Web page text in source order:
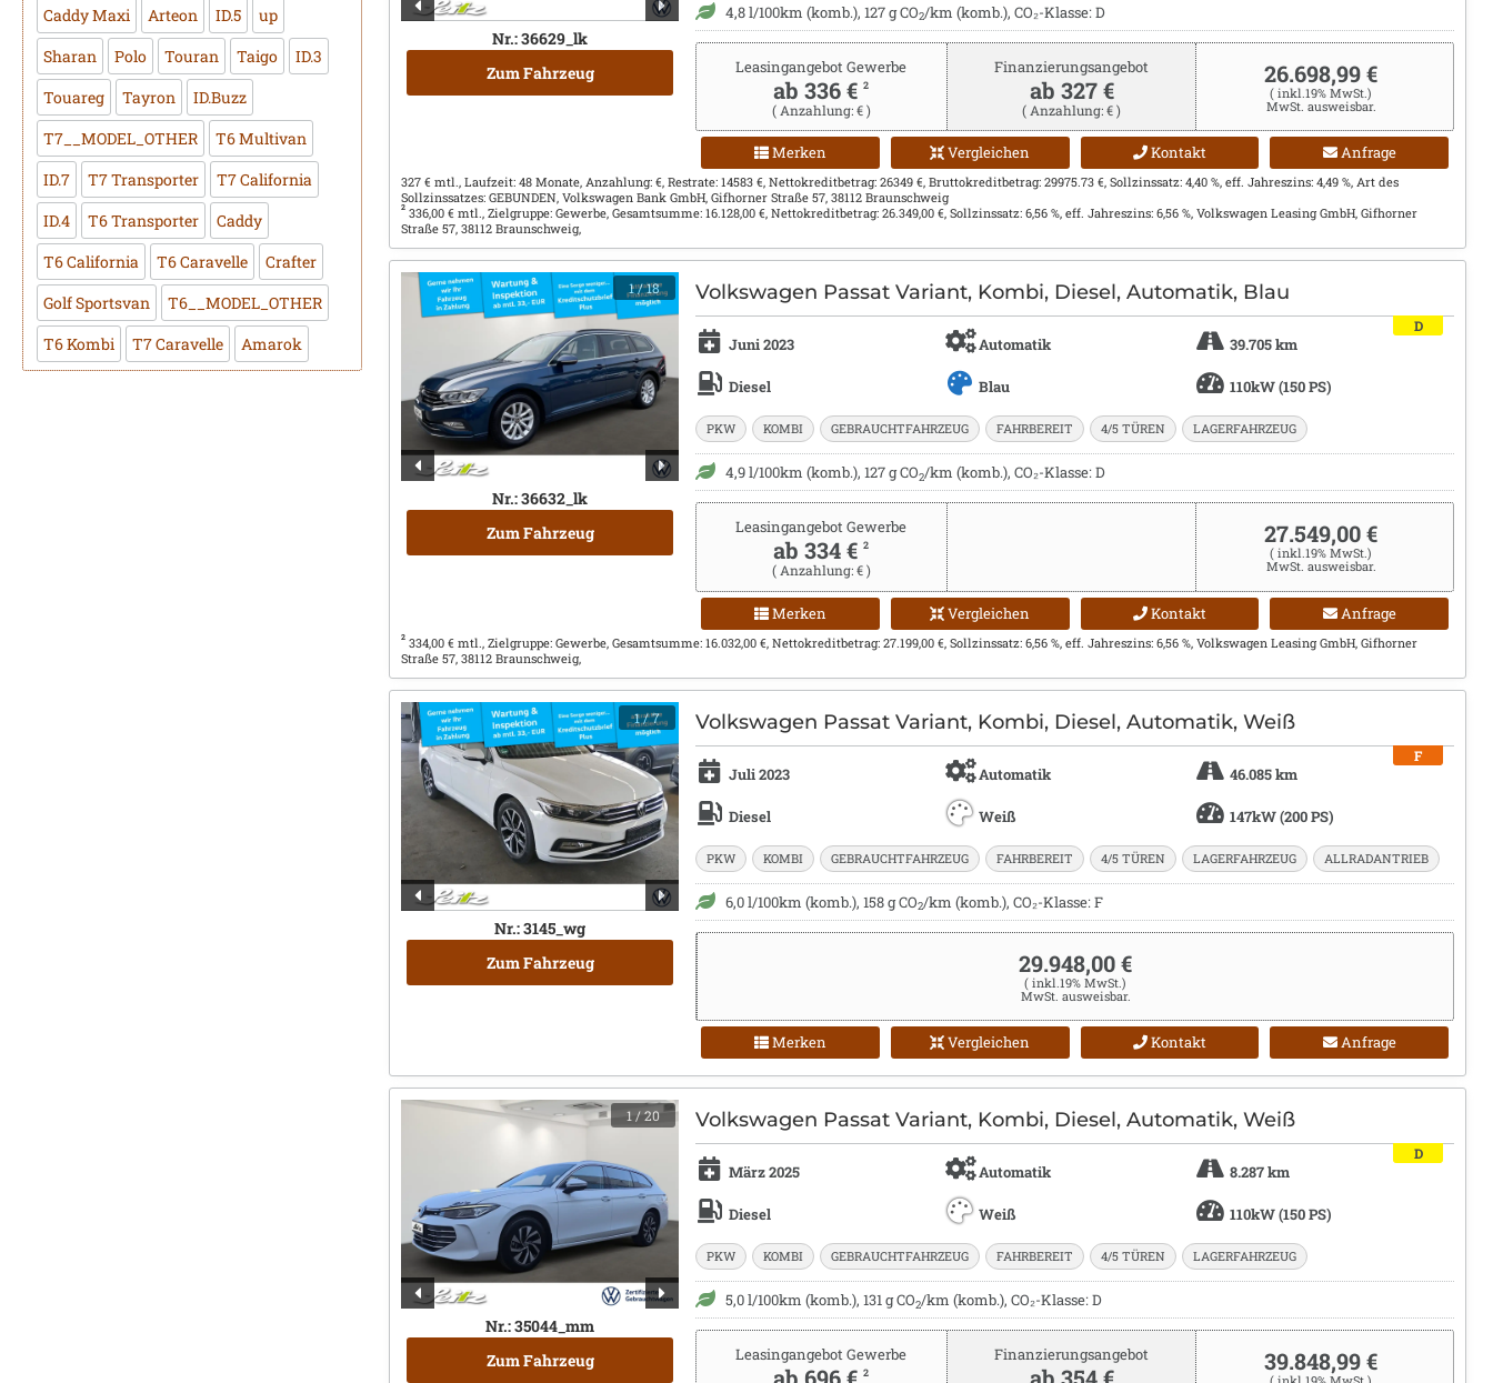
Caddy Maxi
Arteon ID.5
up
Sharan
Polo Touran Taigo
ID.3
Touareg
Tayron
ID.Buzz
T7__MODEL_OTHER
T6 Multivan
ID.7
T7 Transporter
T7 California
ID.4
T6 Transporter
Caddy
T6 California
T6 Caravelle
Crafter
Golf Sportsvan
T6__MODEL_OTHER
T6 Kombi
T7 Caravelle Amarok
Nr.: 36629_lk
Zum Fahrzeug
4,8 l/100km (komb.), 127 g CO2/km (komb.), CO₂-Klasse: D
Leasingangebot Gewerbe
ab 336 €2
( Anzahlung: € )
Finanzierungsangebot
ab 327 €
( Anzahlung: € )
26.698,99 €
( inkl.19% MwSt.)
MwSt. ausweisbar.
Merken Vergleichen Kontakt Anfrage
327 € mtl., Laufzeit: 48 Monate, Anzahlung: €, Restrate: 14583 €, Nettokreditbetrag: 26349 €, Bruttokreditbetrag: 29975.73 €, Sollzinssatz: 4,40 %, eff. Jahreszins: 4,49 %, Art des
Sollzinssatzes: GEBUNDEN, Volkswagen Bank GmbH, Gifhorner Straße 57, 38112 Braunschweig
2 336,00 € mtl., Zielgruppe: Gewerbe, Gesamtsumme: 16.128,00 €, Nettokreditbetrag: 26.349,00 €, Sollzinssatz: 6,56 %, eff. Jahreszins: 6,56 %, Volkswagen Leasing GmbH, Gifhorner
Straße 57, 38112 Braunschweig,
1/ 18
Nr.: 36632_lk
Zum Fahrzeug
Volkswagen Passat Variant, Kombi, Diesel, Automatik, Blau
Juni 2023 Automatik 39.705 km
Diesel Blau 110kW (150 PS)
D
PKW KOMBI GEBRAUCHTFAHRZEUG FAHRBEREIT 4/5 TÜREN LAGERFAHRZEUG
4,9 l/100km (komb.), 127 g CO2/km (komb.), CO₂-Klasse: D
Leasingangebot Gewerbe
ab 334 €2
( Anzahlung: € )
27.549,00 €
( inkl.19% MwSt.)
MwSt. ausweisbar.
Merken Vergleichen Kontakt Anfrage
2 334,00 € mtl., Zielgruppe: Gewerbe, Gesamtsumme: 16.032,00 €, Nettokreditbetrag: 27.199,00 €, Sollzinssatz: 6,56 %, eff. Jahreszins: 6,56 %, Volkswagen Leasing GmbH, Gifhorner
Straße 57, 38112 Braunschweig,
1/ 7
Nr.: 3145_wg
Zum Fahrzeug
Volkswagen Passat Variant, Kombi, Diesel, Automatik, Weiß
Juli 2023 Automatik 46.085 km
Diesel Weiß 147kW (200 PS)
F
PKW KOMBI GEBRAUCHTFAHRZEUG FAHRBEREIT 4/5 TÜREN LAGERFAHRZEUG ALLRADANTRIEB
6,0 l/100km (komb.), 158 g CO2/km (komb.), CO₂-Klasse: F
29.948,00 €
( inkl.19% MwSt.)
MwSt. ausweisbar.
Merken Vergleichen Kontakt Anfrage
1/ 20
Nr.: 35044_mm
Zum Fahrzeug
Volkswagen Passat Variant, Kombi, Diesel, Automatik, Weiß
März 2025 Automatik 8.287 km
Diesel Weiß 110kW (150 PS)
D
PKW KOMBI GEBRAUCHTFAHRZEUG FAHRBEREIT 4/5 TÜREN LAGERFAHRZEUG
5,0 l/100km (komb.), 131 g CO2/km (komb.), CO₂-Klasse: D
Leasingangebot Gewerbe
2
Finanzierungsangebot 39.848,99 €